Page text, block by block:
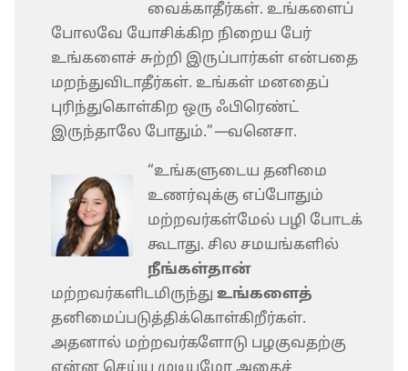
வைக்காதீர்கள். உங்களைப்
போலவே யோசிக்கிற நிறைய பேர்
உங்களைச் சுற்றி இருப்பார்கள் என்பதை
மறந்துவிடாதீர்கள். உங்கள் மனதைப்
புரிந்துகொள்கிற ஒரு ஃபிரெண்ட்
இருந்தாலே போதும்.”—வனெசா.
“உங்களுடைய தனிமை
உணர்வுக்கு எப்போதும்
மற்றவர்கள்மேல் பழி போடக்
கூடாது. சில சமயங்களில்
நீங்கள்தான்
மற்றவர்களிடமிருந்து உங்களைத்
தனிமைப்படுத்திக்கொள்கிறீர்கள்.
அதனால் மற்றவர்களோடு பழகுவதற்கு